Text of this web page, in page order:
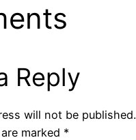
Reply
will not be published.
marked *